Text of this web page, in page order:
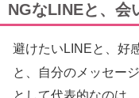
NGなLINEと、会
避けたいLINEと、好
と、自分のメッセー